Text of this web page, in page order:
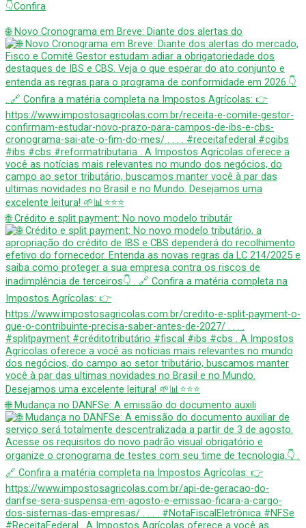
👇Confira
🌐 Novo Cronograma em Breve: Diante dos alertas do
🌐 Crédito e split payment: No novo modelo tributár
🌐 Mudança no DANFSe: A emissão do documento auxili